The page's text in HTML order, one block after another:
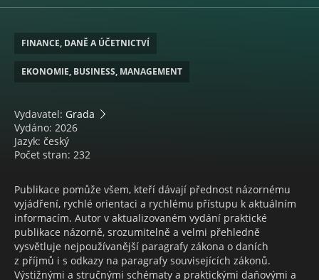
FINANCE, DANĚ A ÚČETNICTVÍ
EKONOMIE, BUSINESS, MANAGEMENT
Vydavatel: Grada
Vydáno: 2026
Jazyk: český
Počet stran: 232
Publikace pomůže všem, kteří dávají přednost názornému
vyjádření, rychlé orientaci a rychlému přístupu k aktuálním
informacím. Autor v aktualizovaném vydání praktické
publikace názorně, srozumitelně a velmi přehledně
vysvětluje nejpoužívanější paragrafy zákona o daních
z příjmů i s odkazy na paragrafy souvisejících zákonů.
Výstižnými a stručnými schématy a praktickými daňovými a